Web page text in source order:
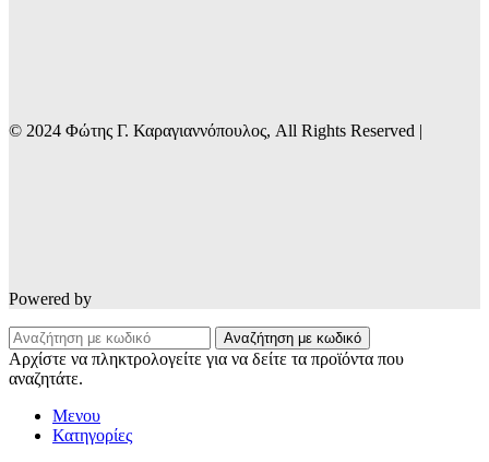
© 2024 Φώτης Γ. Καραγιαννόπουλος, All Rights Reserved |
Powered by
Αναζήτηση με κωδικό
Αρχίστε να πληκτρολογείτε για να δείτε τα προϊόντα που
αναζητάτε.
Μενου
Κατηγορίες